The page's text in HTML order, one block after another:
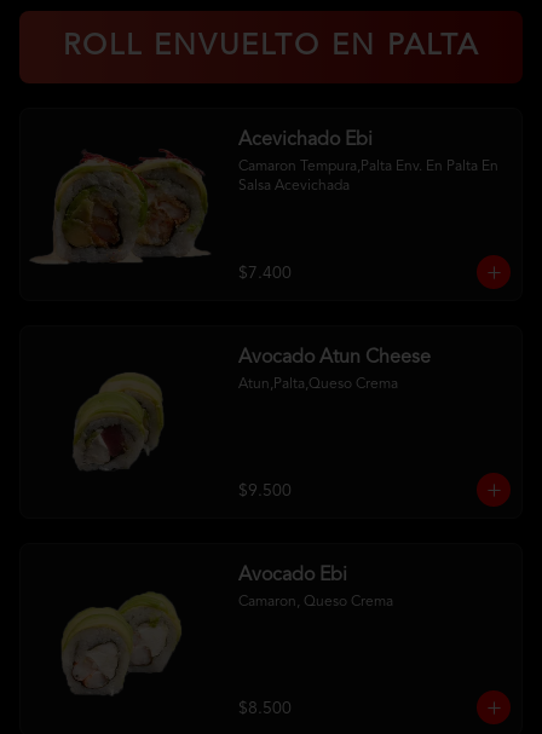
ROLL ENVUELTO EN PALTA
Acevichado Ebi
Camaron Tempura,Palta Env. En Palta En
Salsa Acevichada
$7.400
Avocado Atun Cheese
Atun,Palta,Queso Crema
$9.500
Avocado Ebi
Camaron, Queso Crema
$8.500